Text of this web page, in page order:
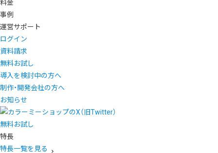
料金
事例
運営サポート
ログイン
資料請求
無料お試し
導入を検討中の方へ
制作・開発会社の方へ
お知らせ
無料お試し
特長
特長一覧を見る